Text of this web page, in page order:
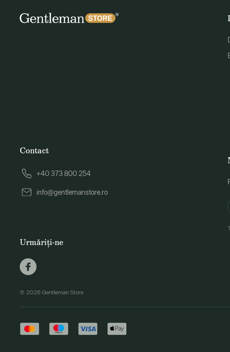
Contact
+40 373 800 254
info@gentlemanstore.ro
Urmăriți-ne
© 2026 Gentleman Store